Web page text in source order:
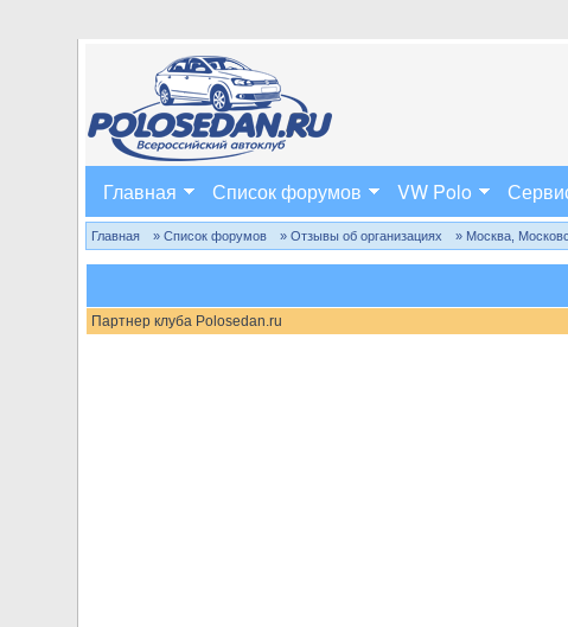
Главная Список форумов VW Polo
Главная » Список форумов » Отзывы об организациях » Москва,
Партнер клуба Polosedan.ru